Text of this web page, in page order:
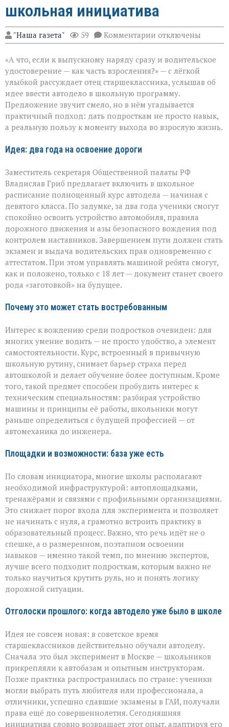
школьная инициатива
"Наша газета" 59 Комментарии к
записи
в
придачу
аттестату:
школьная
инициатива
отключены
«А что, если к выпускному наряду сразу и водительское
удостоверение — как часть взросления?» — с лёгкой
улыбкой рассуждает отец старшеклассника, услышав об
идее ввести автодело в школьную программу.
Предложение звучит смело, но в нём угадывается
практичный подход: дать подросткам не просто навык,
а реальную пользу к моменту выхода во взрослую жизнь.
Идея: два года на освоение дороги
Заместитель секретаря Общественной палаты РФ
Владислав Гриб предлагает включить в школьное
расписание полноценный курс автодела — начиная с
девятого класса. По задумке, за два года ученики смогут
спокойно освоить устройство автомобиля, правила
дорожного движения и азы безопасного вождения под
контролем наставников. Завершением пути должен стать
экзамен и выдача водительских прав одновременно с
аттестатом. При этом управлять машиной ребята смогут,
как и положено, только с 18 лет — документ станет своего
рода «заготовкой» на будущее.
Почему это может стать востребованным
Интерес к вождению среди подростков очевиден: для
многих умение водить — не просто удобство, а элемент
самостоятельности. Курс, встроенный в привычную
школьную рутину, снимает барьер страха перед
автошколой и делает обучение более доступным. Кроме
того, такой предмет способен пробудить интерес к
техническим специальностям: разбирая устройство
машины и принципы её работы, школьники могут
раньше определиться с будущей профессией — от
автомеханика до инженера.
Площадки и возможности: база уже есть
По словам инициатора, многие школы располагают
необходимой инфраструктурой: автоплощадками,
тренажёрами и связями с профильными организациями.
Это снижает порог входа для эксперимента и позволяет
не начинать с нуля, а грамотно встроить практику в
образовательный процесс. Важно, что речь идёт не о
спешке, а о размеренном, поэтапном освоении
навыков — именно такой темп, по мнению экспертов,
лучше всего подходит подросткам, которым важно не
только научиться крутить руль, но и понять логику
дорожной ситуации.
Отголоски прошлого: когда автодело уже было в школе
Идея не совсем новая: в советское время
старшеклассников действительно обучали автоделу.
Сначала это был эксперимент в Москве — школьников
прикрепляли к автобазам и опытным инструкторам.
Позже практика распространилась по стране: ученики
могли выбрать путь любителя или профессионала, а
отличники, успешно сдавшие экзамены в ГАИ, получали
права ещё до совершеннолетия. Сегодняшняя
инициатива словно возвращает этот опыт, адаптируя его